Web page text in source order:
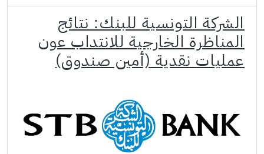
الشركة التونسية للبنك: نتائج
المناظرة الخارجية للانتداب عون
عمليات نقدية (أمين صندوق)